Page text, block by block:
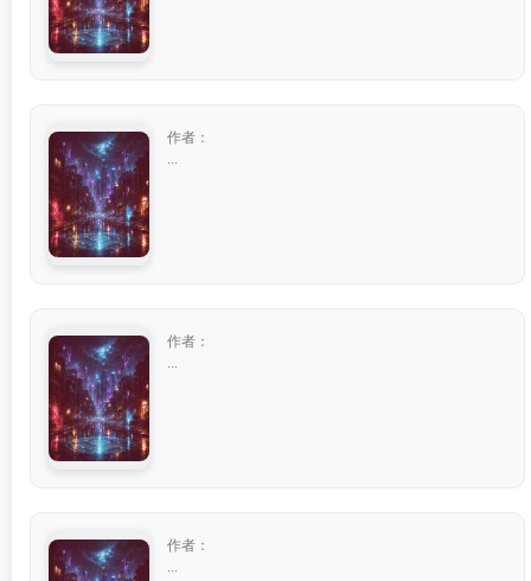
作者：
作者：
作者：